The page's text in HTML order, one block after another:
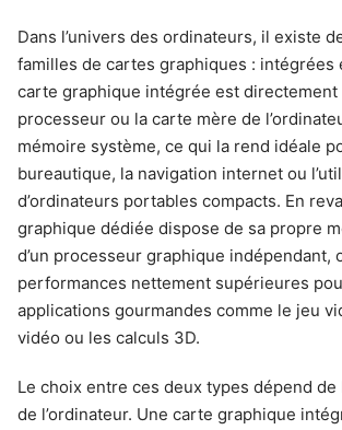
Dans l’univers des ordinateurs, il existe
familles de cartes graphiques : intégrées
carte graphique intégrée est directement
processeur ou la carte mère de
mémoire système, ce qui la rend idéale
bureautique, la navigation internet ou
d’ordinateurs portables compacts. En
graphique dédiée dispose de sa propre
d’un processeur graphique indépendant,
performances nettement supérieures
applications gourmandes comme le jeu
vidéo ou les calculs 3D.
Le choix entre ces deux types dépend de
de l’ordinateur. Une carte graphique